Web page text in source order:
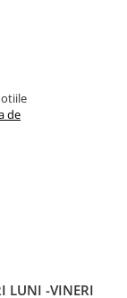
de
LUNI -VINERI